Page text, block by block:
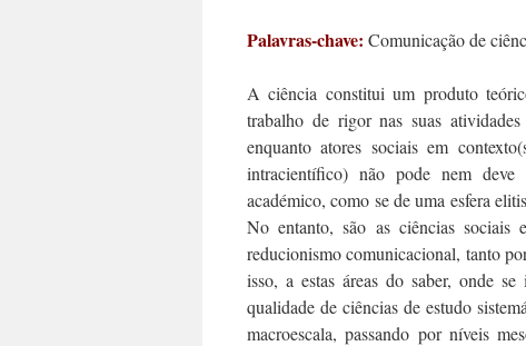
Palavras-chave: Comunicação de
A ciência constitui um produto
trabalho de rigor nas suas
enquanto atores sociais em
intracientífico) não pode nem
académico, como se de uma esfera
No entanto, são as ciências sociais
reducionismo comunicacional, tanto
isso, a estas áreas do saber, onde
qualidade de ciências de estudo
macroescala, passando por níveis